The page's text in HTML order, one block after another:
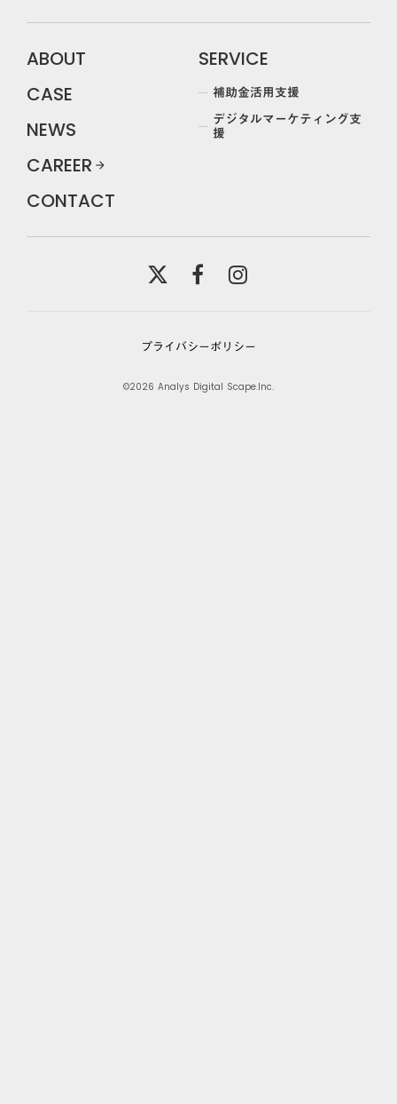
ABOUT
CASE
NEWS
CAREER arrow_forward
CONTACT
SERVICE
補助金活用支援
デジタルマーケティング支
援
プライバシーポリシー
©2026 Analys Digital Scape.Inc.